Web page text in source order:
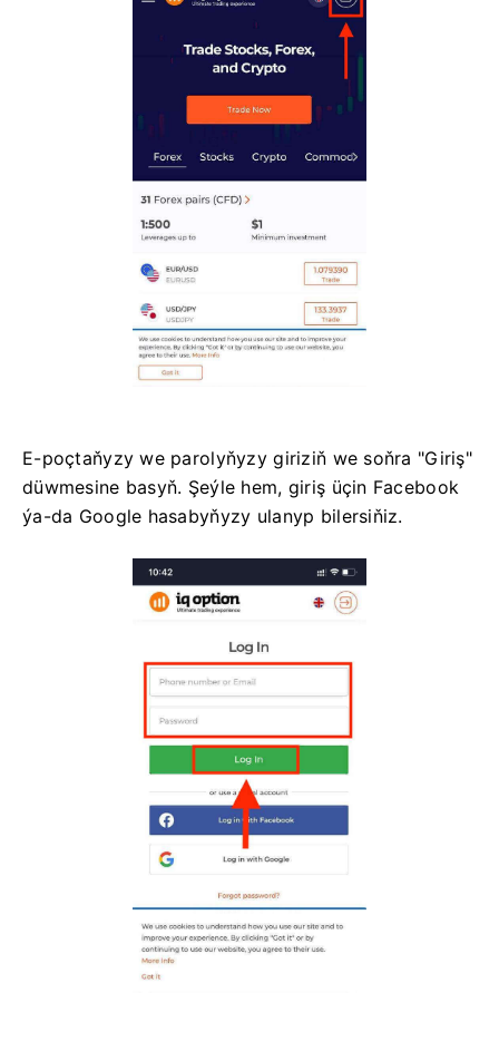
E-poçtaňyzy we parolyňyzy giriziň we soňra "Giriş"
düwmesine basyň. Şeýle hem, giriş üçin Facebook
ýa-da Google hasabyňyzy ulanyp bilersiňiz.